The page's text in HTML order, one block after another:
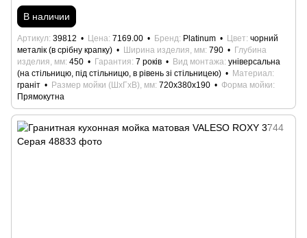
В наличии
Артикул 39812 Цена 7169.00 Бренд Platinum Цвет чорний
металік (в срібну крапку)
Ширина изделия, мм 790
Глубина
изделия, мм 450 Гарантия 7 років Вид монтажа універсальна
(на стільницю, під стільницю, в рівень зі стільницею)
Материал
граніт
Размер мойки (ШхГхВ), мм 720x380x190
Форма мойки
Прямокутна